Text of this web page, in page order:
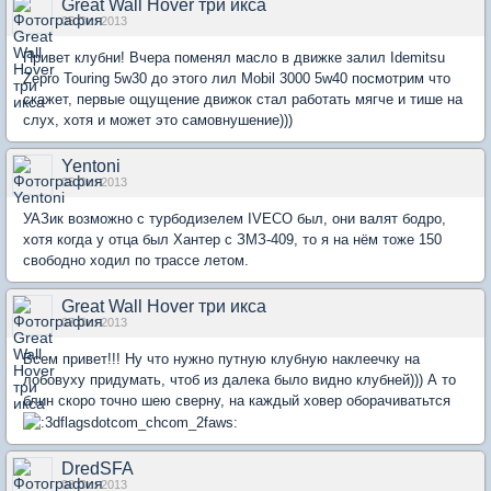
Great Wall Hover три икса
05 Oct 2013
Привет клубни! Вчера поменял масло в движке залил Idemitsu
Zepro Touring 5w30 до этого лил Mobil 3000 5w40 посмотрим что
скажет, первые ощущение движок стал работать мягче и тише на
слух, хотя и может это самовнушение)))
Yentoni
05 Oct 2013
УАЗик возможно с турбодизелем IVECO был, они валят бодро,
хотя когда у отца был Хантер с ЗМЗ-409, то я на нём тоже 150
свободно ходил по трассе летом.
Great Wall Hover три икса
07 Oct 2013
Всем привет!!! Ну что нужно путную клубную наклеечку на
лобовуху придумать, чтоб из далека было видно клубней))) А то
блин скоро точно шею сверну, на каждый ховер оборачиватьтся
DredSFA
08 Oct 2013